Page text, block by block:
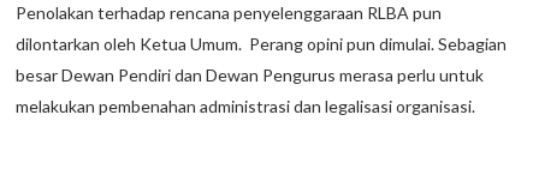
Penolakan terhadap rencana penyelenggaraan RLBA pun
dilontarkan oleh Ketua Umum. Perang opini pun dimulai. Sebagian
besar Dewan Pendiri dan Dewan Pengurus merasa perlu untuk
melakukan pembenahan administrasi dan legalisasi organisasi.